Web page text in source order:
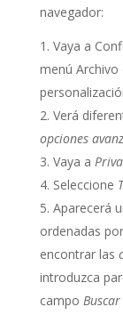
navegador:
Vaya a
menú Archivo
Verá
opciones
Vaya a
Seleccione
Aparecerá
ordenadas
encontrar las
introduzca
campo